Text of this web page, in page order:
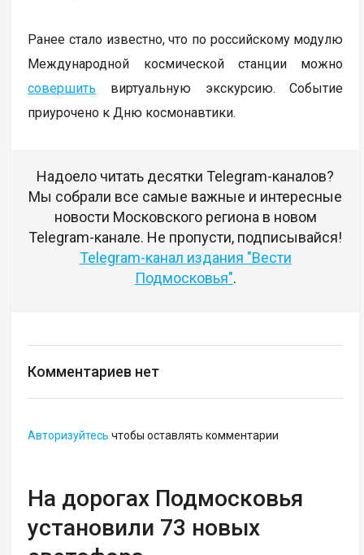
Ранее стало известно, что по российскому модулю
Международной космической станции можно
совершить виртуальную экскурсию. Событие
приурочено к Дню космонавтики.
Надоело читать десятки Telegram-каналов?
Мы собрали все самые важные и интересные
новости Московского региона в новом
Telegram-канале. Не пропусти, подписывайся!
Telegram-канал издания "Вести
Подмосковья".
Комментариев нет
Авторизуйтесь чтобы оставлять комментарии
На дорогах Подмосковья
установили 73 новых